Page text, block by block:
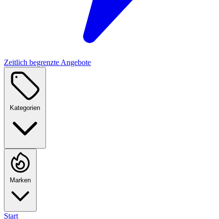
Zeitlich begrenzte Angebote
Kategorien
Marken
Start